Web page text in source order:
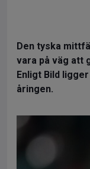
Den tyska
vara på väg att
Enligt Bild
åringen.